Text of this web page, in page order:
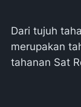
Dari tujuh
merupakan
tahanan Sat